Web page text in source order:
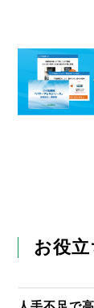
お役